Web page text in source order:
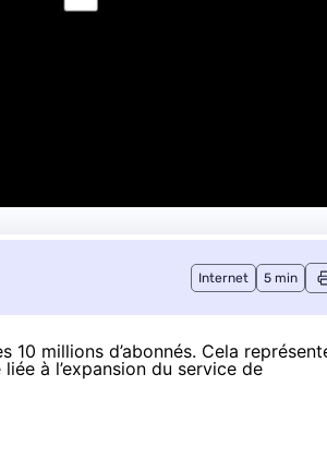
Internet 5 min
10 millions d’abonnés. Cela
à l’expansion du service de